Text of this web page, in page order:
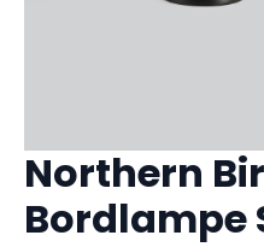
Northern
Bordlampe